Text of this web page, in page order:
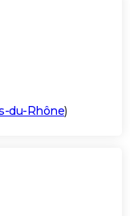
du-Rhône)